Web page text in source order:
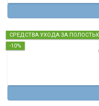
СРЕДСТВА УХОДА ЗА
-10%